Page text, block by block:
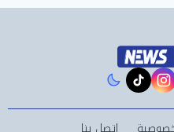
instagram
tiktok